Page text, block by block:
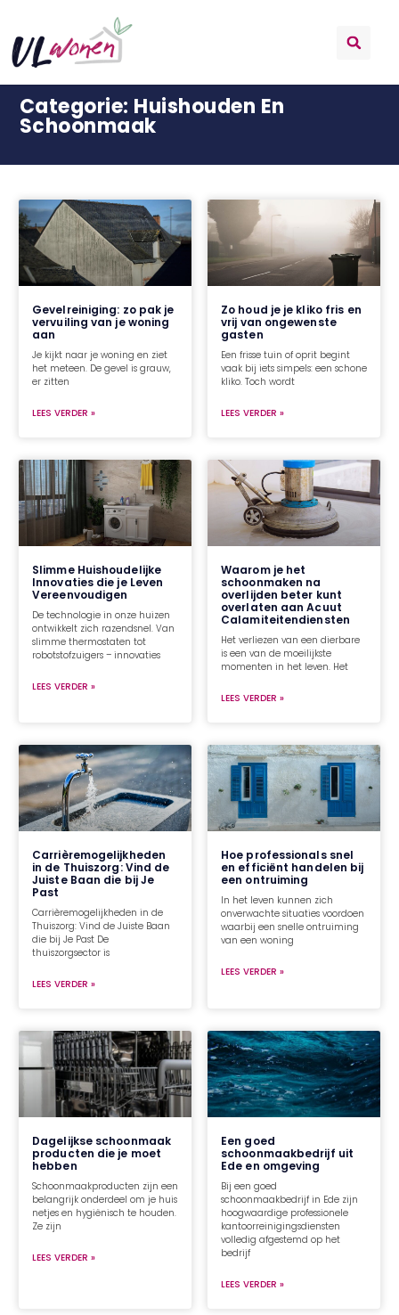
Categorie: Huishouden En
Schoonmaak
Gevelreiniging: zo pak je
vervuiling van je woning
aan
Je kijkt naar je woning en ziet
het meteen. De gevel is grauw,
er zitten
LEES VERDER »
Zo houd je je kliko fris en
vrij van ongewenste
gasten
Een frisse tuin of oprit begint
vaak bij iets simpels: een schone
kliko. Toch wordt
LEES VERDER »
Slimme Huishoudelijke
Innovaties die je Leven
Vereenvoudigen
De technologie in onze huizen
ontwikkelt zich razendsnel. Van
slimme thermostaten tot
robotstofzuigers – innovaties
LEES VERDER »
Waarom je het
schoonmaken na
overlijden beter kunt
overlaten aan Acuut
Calamiteitendiensten
Het verliezen van een dierbare
is een van de moeilijkste
momenten in het leven. Het
LEES VERDER »
Carrièremogelijkheden
in de Thuiszorg: Vind de
Juiste Baan die bij Je
Past
Carrièremogelijkheden in de
Thuiszorg: Vind de Juiste Baan
die bij Je Past De
thuiszorgsector is
LEES VERDER »
Hoe professionals snel
en efficiënt handelen bij
een ontruiming
In het leven kunnen zich
onverwachte situaties voordoen
waarbij een snelle ontruiming
van een woning
LEES VERDER »
Dagelijkse schoonmaak
producten die je moet
hebben
Schoonmaakproducten zijn een
belangrijk onderdeel om je huis
netjes en hygiënisch te houden.
Ze zijn
LEES VERDER »
Een goed
schoonmaakbedrijf uit
Ede en omgeving
Bij een goed
schoonmaakbedrijf in Ede zijn
hoogwaardige professionele
kantoorreinigingsdiensten
volledig afgestemd op het
bedrijf
LEES VERDER »